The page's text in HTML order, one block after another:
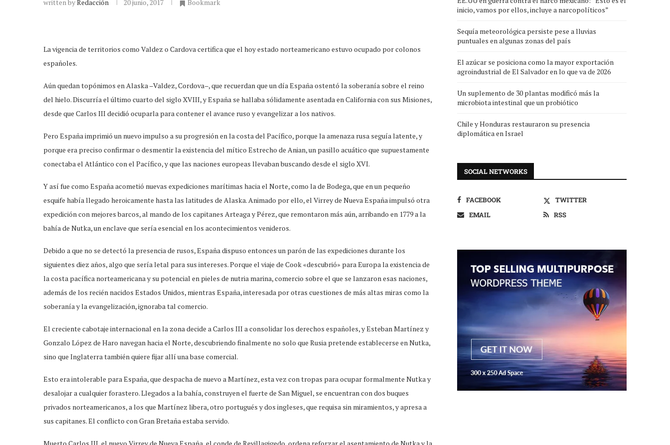
written byRedacción 20 junio, 2017 Bookmark
La vigencia de territorios como Valdez o Cardova certifica que el hoy estado norteamericano estuvo ocupado por colonos
españoles.
Aún quedan topónimos en Alaska –Valdez, Cordova–, que recuerdan que un día España ostentó la soberanía sobre el reino
del hielo. Discurría el último cuarto del siglo XVIII, y España se hallaba sólidamente asentada en California con sus Misiones,
desde que Carlos III decidió ocuparla para contener el avance ruso y evangelizar a los nativos.
Pero España imprimió un nuevo impulso a su progresión en la costa del Pacífico, porque la amenaza rusa seguía latente, y
porque era preciso confirmar o desmentir la existencia del mítico Estrecho de Anian, un pasillo acuático que supuestamente
conectaba el Atlántico con el Pacífico, y que las naciones europeas llevaban buscando desde el siglo XVI.
Y así fue como España acometió nuevas expediciones marítimas hacia el Norte, como la de Bodega, que en un pequeño
esquife había llegado heroicamente hasta las latitudes de Alaska. Animado por ello, el Virrey de Nueva España impulsó otra
expedición con mejores barcos, al mando de los capitanes Arteaga y Pérez, que remontaron más aún, arribando en 1779 a la
bahía de Nutka, un enclave que sería esencial en los acontecimientos venideros.
Debido a que no se detectó la presencia de rusos, España dispuso entonces un parón de las expediciones durante los
siguientes diez años, algo que sería letal para sus intereses. Porque el viaje de Cook «descubrió» para Europa la existencia de
la costa pacífica norteamericana y su potencial en pieles de nutria marina, comercio sobre el que se lanzaron esas naciones,
además de los recién nacidos Estados Unidos, mientras España, interesada por otras cuestiones de más altas miras como la
soberanía y la evangelización, ignoraba tal comercio.
El creciente cabotaje internacional en la zona decide a Carlos III a consolidar los derechos españoles, y Esteban Martínez y
Gonzalo López de Haro navegan hacia el Norte, descubriendo finalmente no solo que Rusia pretende establecerse en Nutka,
sino que Inglaterra también quiere fijar allí una base comercial.
Esto era intolerable para España, que despacha de nuevo a Martínez, esta vez con tropas para ocupar formalmente Nutka y
desalojar a cualquier forastero. Llegados a la bahía, construyen el fuerte de San Miguel, se encuentran con dos buques
privados norteamericanos, a los que Martínez libera, otro portugués y dos ingleses, que requisa sin miramientos, y apresa a
sus capitanes. El conflicto con Gran Bretaña estaba servido.
inicio, vamos por ellos, incluye a narcopolíticos”
Sequía meteorológica persiste pese a lluvias
puntuales en algunas zonas del país
El azúcar se posiciona como la mayor exportación
agroindustrial de El Salvador en lo que va de 2026
Un suplemento de 30 plantas modificó más la
microbiota intestinal que un probiótico
Chile y Honduras restauraron su presencia
diplomática en Israel
SOCIAL NETWORKS
FACEBOOK
TWITTER
EMAIL
RSS